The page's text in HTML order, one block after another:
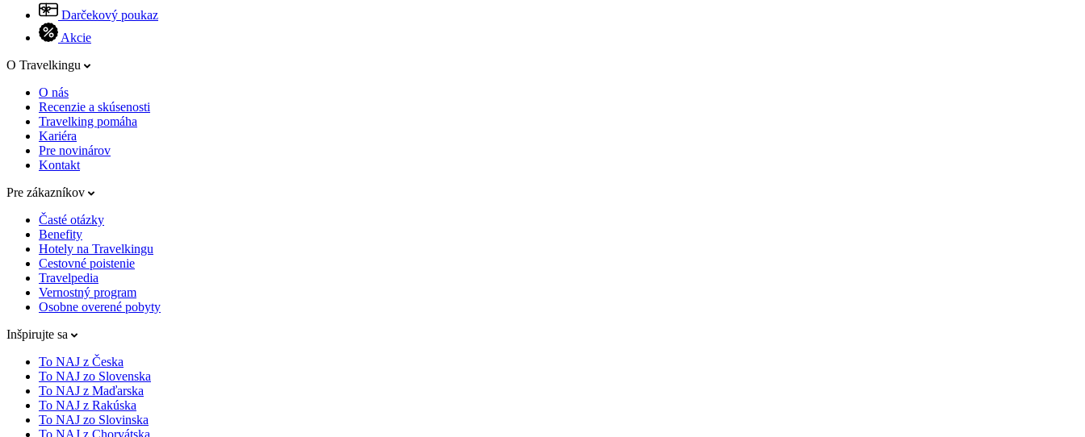
Darčekový poukaz
Akcie
O Travelkingu
O nás
Recenzie a skúsenosti
Travelking pomáha
Kariéra
Pre novinárov
Kontakt
Pre zákazníkov
Časté otázky
Benefity
Hotely na Travelkingu
Cestovné poistenie
Travelpedia
Vernostný program
Osobne overené pobyty
Inšpirujte sa
To NAJ z Česka
To NAJ zo Slovenska
To NAJ z Maďarska
To NAJ z Rakúska
To NAJ zo Slovinska
To NAJ z Chorvátska